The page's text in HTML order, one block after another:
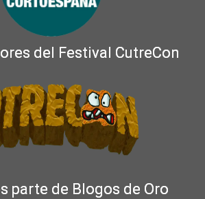
del Festival CutreCon
parte de Blogos de Oro